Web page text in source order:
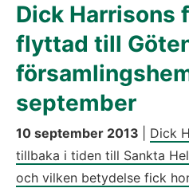
Dick Harrisons
flyttad till
september
10 september 2013
Dick
tillbaka i tiden till Sankta
och vilken betydelse fick